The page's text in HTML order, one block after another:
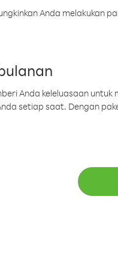
Anda melakukan
Anda keleluasaan
setiap saat. Dengan